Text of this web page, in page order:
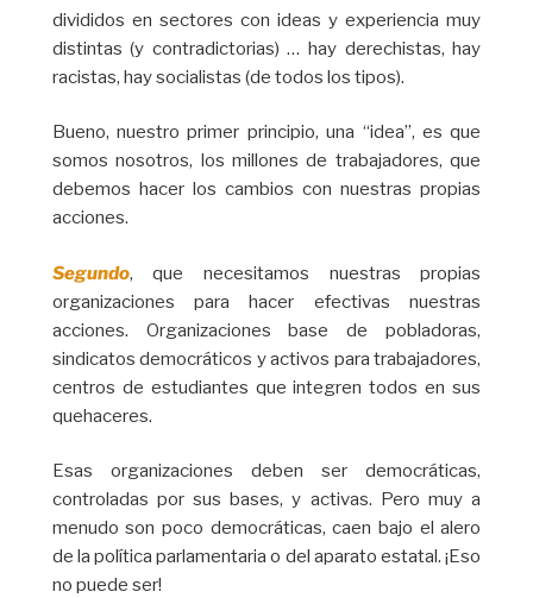
divididos en sectores con ideas y experiencia muy
distintas (y contradictorias) … hay derechistas, hay
racistas, hay socialistas (de todos los tipos).
Bueno, nuestro primer principio, una “idea”, es que
somos nosotros, los millones de trabajadores, que
debemos hacer los cambios con nuestras propias
acciones.
Segundo, que necesitamos nuestras propias
organizaciones para hacer efectivas nuestras
acciones. Organizaciones base de pobladoras,
sindicatos democráticos y activos para trabajadores,
centros de estudiantes que integren todos en sus
quehaceres.
Esas organizaciones deben ser democráticas,
controladas por sus bases, y activas. Pero muy a
menudo son poco democráticas, caen bajo el alero
de la política parlamentaria o del aparato estatal. ¡Eso
no puede ser!